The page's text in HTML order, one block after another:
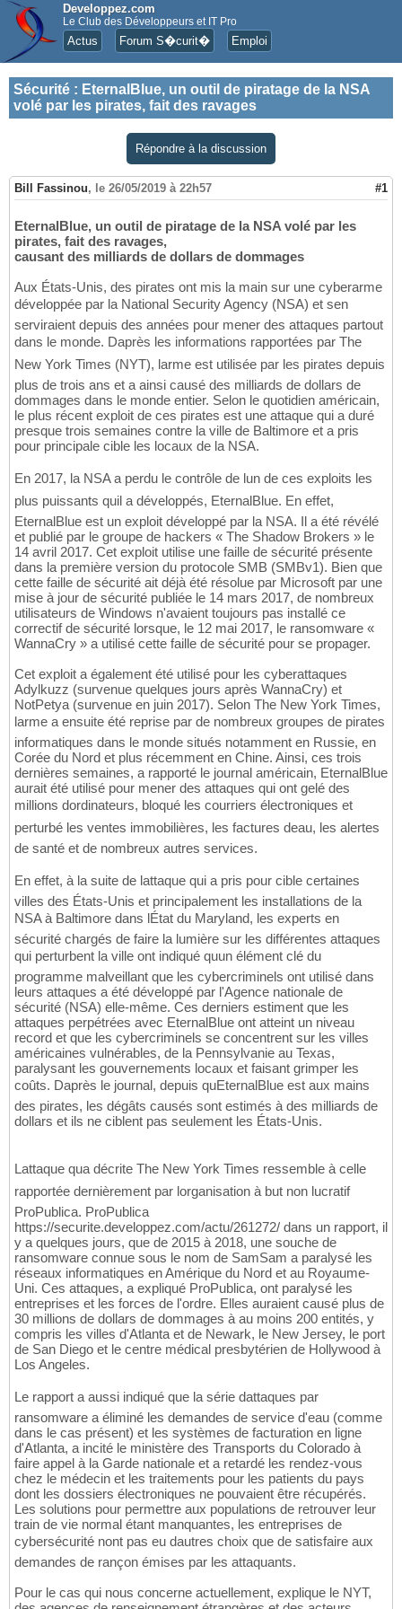
Developpez.com
Le Club des Développeurs et IT Pro
Actus Forum S�curit� Emploi
Sécurité : EternalBlue, un outil de piratage de la NSA
volé par les pirates, fait des ravages
Répondre à la discussion
Bill Fassinou, le 26/05/2019 à 22h57 #1
EternalBlue, un outil de piratage de la NSA volé par les
pirates, fait des ravages,
causant des milliards de dollars de dommages
Aux États-Unis, des pirates ont mis la main sur une cyberarme
développée par la National Security Agency (NSA) et sen
serviraient depuis des années pour mener des attaques partout
dans le monde. Daprès les informations rapportées par The
New York Times (NYT), larme est utilisée par les pirates depuis
plus de trois ans et a ainsi causé des milliards de dollars de
dommages dans le monde entier. Selon le quotidien américain,
le plus récent exploit de ces pirates est une attaque qui a duré
presque trois semaines contre la ville de Baltimore et a pris
pour principale cible les locaux de la NSA.
En 2017, la NSA a perdu le contrôle de lun de ces exploits les
plus puissants quil a développés, EternalBlue. En effet,
EternalBlue est un exploit développé par la NSA. Il a été révélé
et publié par le groupe de hackers « The Shadow Brokers » le
14 avril 2017. Cet exploit utilise une faille de sécurité présente
dans la première version du protocole SMB (SMBv1). Bien que
cette faille de sécurité ait déjà été résolue par Microsoft par une
mise à jour de sécurité publiée le 14 mars 2017, de nombreux
utilisateurs de Windows n'avaient toujours pas installé ce
correctif de sécurité lorsque, le 12 mai 2017, le ransomware «
WannaCry » a utilisé cette faille de sécurité pour se propager.
Cet exploit a également été utilisé pour les cyberattaques
Adylkuzz (survenue quelques jours après WannaCry) et
NotPetya (survenue en juin 2017). Selon The New York Times,
larme a ensuite été reprise par de nombreux groupes de pirates
informatiques dans le monde situés notamment en Russie, en
Corée du Nord et plus récemment en Chine. Ainsi, ces trois
dernières semaines, a rapporté le journal américain, EternalBlue
aurait été utilisé pour mener des attaques qui ont gelé des
millions dordinateurs, bloqué les courriers électroniques et
perturbé les ventes immobilières, les factures deau, les alertes
de santé et de nombreux autres services.
En effet, à la suite de lattaque qui a pris pour cible certaines
villes des États-Unis et principalement les installations de la
NSA à Baltimore dans lÉtat du Maryland, les experts en
sécurité chargés de faire la lumière sur les différentes attaques
qui perturbent la ville ont indiqué quun élément clé du
programme malveillant que les cybercriminels ont utilisé dans
leurs attaques a été développé par l'Agence nationale de
sécurité (NSA) elle-même. Ces derniers estiment que les
attaques perpétrées avec EternalBlue ont atteint un niveau
record et que les cybercriminels se concentrent sur les villes
américaines vulnérables, de la Pennsylvanie au Texas,
paralysant les gouvernements locaux et faisant grimper les
coûts. Daprès le journal, depuis quEternalBlue est aux mains
des pirates, les dégâts causés sont estimés à des milliards de
dollars et ils ne ciblent pas seulement les États-Unis.
Lattaque qua décrite The New York Times ressemble à celle
rapportée dernièrement par lorganisation à but non lucratif
ProPublica. ProPublica
https://securite.developpez.com/actu/261272/ dans un rapport, il
y a quelques jours, que de 2015 à 2018, une souche de
ransomware connue sous le nom de SamSam a paralysé les
réseaux informatiques en Amérique du Nord et au Royaume-
Uni. Ces attaques, a expliqué ProPublica, ont paralysé les
entreprises et les forces de l'ordre. Elles auraient causé plus de
30 millions de dollars de dommages à au moins 200 entités, y
compris les villes d'Atlanta et de Newark, le New Jersey, le port
de San Diego et le centre médical presbytérien de Hollywood à
Los Angeles.
Le rapport a aussi indiqué que la série dattaques par
ransomware a éliminé les demandes de service d'eau (comme
dans le cas présent) et les systèmes de facturation en ligne
d'Atlanta, a incité le ministère des Transports du Colorado à
faire appel à la Garde nationale et a retardé les rendez-vous
chez le médecin et les traitements pour les patients du pays
dont les dossiers électroniques ne pouvaient être récupérés.
Les solutions pour permettre aux populations de retrouver leur
train de vie normal étant manquantes, les entreprises de
cybersécurité nont pas eu dautres choix que de satisfaire aux
demandes de rançon émises par les attaquants.
Pour le cas qui nous concerne actuellement, explique le NYT,